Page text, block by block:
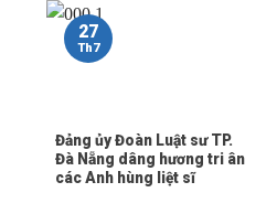
Đảng ủy Đoàn Luật sư TP.
Đà Nẵng dâng hương tri ân
các Anh hùng liệt sĩ
27
Th7